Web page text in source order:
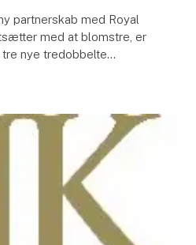
partnerskab med Royal
med at blomstre, er
nye tredobbelte